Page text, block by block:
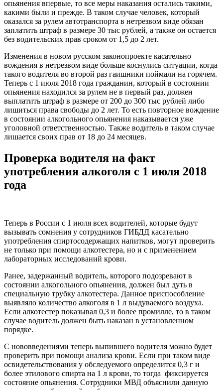
опьянения впервые, то все меры наказания остались такими,
какими были и прежде. В таком случае человек, который
оказался за рулем автотранспорта в нетрезвом виде обязан
заплатить штраф в размере 30 тыс рублей, а также он остается
без водительских прав сроком от 1,5 до 2 лет.
Изменения в новом русском законопроекте касательно
вождения в нетрезвом виде больше коснулись ситуации, когда
такого водителя во второй раз гаишники поймали на горячем.
Теперь с 1 июля 2018 года гражданин, который в состоянии
опьянения находился за рулем не в первый раз, должен
выплатить штраф в размере от 200 до 300 тыс рублей либо
лишиться права свободы до 2 лет. То есть повторное вождение
в состоянии алкогольного опьянения наказывается уже
уголовной ответственностью. Также водитель в таком случае
лишается своих прав от 18 до 24 месяцев.
Проверка водителя на факт
употребления алкоголя с 1 июля 2018
года
Теперь в России с 1 июля всех водителей, которые будут
вызывать сомнения у сотрудников ГИБДД касательно
употребления спиртосодержащих напитков, могут проверить
не только при помощи алкотестера, но и с применением
лабораторных исследований крови.
Ранее, задержанный водитель, которого подозревают в
состоянии алкогольного опьянения, должен был дуть в
специальную трубку алкотестера. Данное приспособление
выявляло количество алкоголя в 1 л выдуваемого воздуха.
Если алкотестер показывал 0,3 и более промилле, то в таком
случае водитель должен быть наказан в установленном
порядке.
С нововведениями теперь выпившего водителя можно будет
проверить при помощи анализа крови. Если при таком виде
освидетельствования у обследуемого определится 0,3 г и
более этилового спирта на 1 л крови, то тогда фиксируется
состояние опьянения. Сотрудники МВД объяснили данную